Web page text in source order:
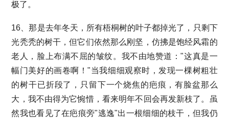
极了。
16、那是去年冬天，所有梧桐树的叶子都掉光了，只剩下
光秃秃的树干，但它们依然那么刚坚，仿拂是饱经风霜的
老人，脸上布满不屈的皱纹。我不由地赞道："这真是一
幅门美好的画卷啊！"当我细细观察时，发现一棵树粗壮
的树干已折段了，只留下一个烧焦的疤痕，有脸盆那么
大，我不由得为它惋惜，看来明年不回会再发新枝了。虽
然我也看见了在疤痕旁"逃逸"出一根细细的枝干，但我仍